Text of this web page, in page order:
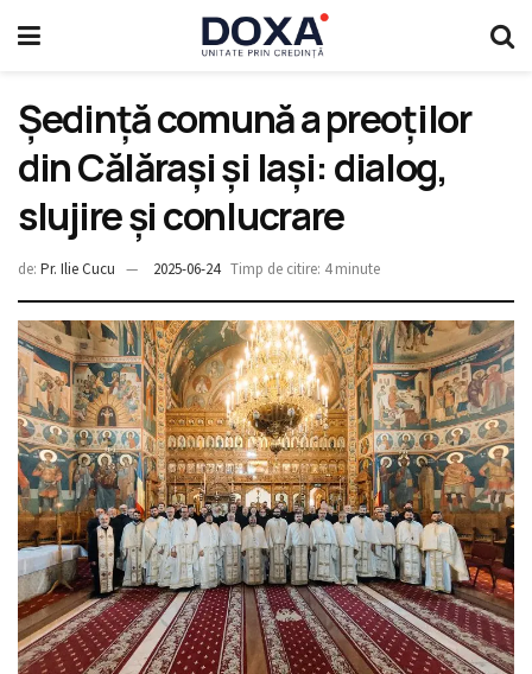
Ședință comună a preoților
din Călărași și Iași: dialog,
slujire și conlucrare
de: Pr. Ilie Cucu 2025-06-24 Timp de citire: 4 minute